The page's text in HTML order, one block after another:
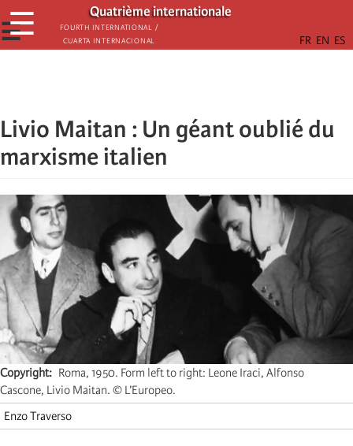
Aller
au
contenu
Quatrième internationale
Fourth International /
Cuarta Internacional
☰
☰
Livio Maitan : Un géant oublié du
marxisme italien
Copyright
Roma, 1950. Form left to right: Leone Iraci, Alfonso
Cascone, Livio Maitan. © L’Europeo.
Enzo Traverso